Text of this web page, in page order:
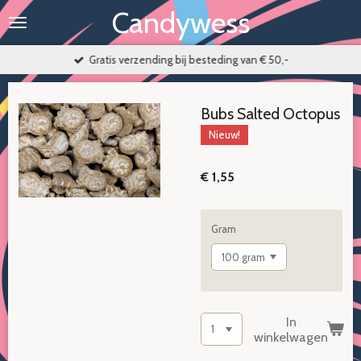
Ga
de
Candywess
Gratis verzending bij besteding van € 50,-
Bubs Salted Octopus
Nieuw!
€ 1,55
Gram
In
winkelwagen